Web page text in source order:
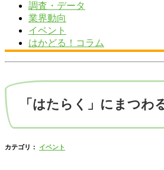
調査・データ
業界動向
イベント
はかどる！コラム
「はたらく」にまつわ
カテゴリ： イベント